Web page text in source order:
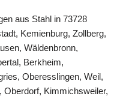
aus Stahl in 73728
Kemienburg, Zollberg,
Wäldenbronn,
Berkheim,
Oberesslingen, Weil,
Oberdorf, Kimmichsweiler,